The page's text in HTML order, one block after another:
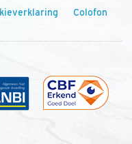
Colofon